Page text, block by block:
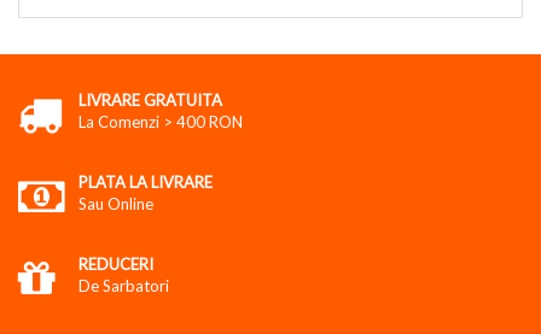
LIVRARE GRATUITA
La Comenzi > 400 RON
PLATA LA LIVRARE
Sau Online
REDUCERI
De Sarbatori